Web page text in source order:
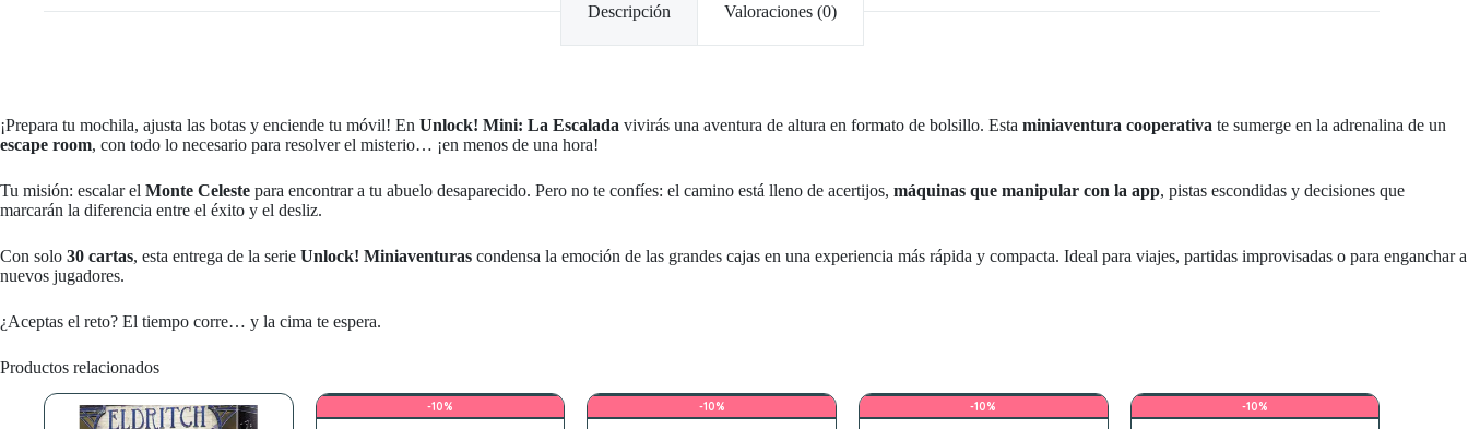
Descripción Valoraciones (0)
¡Prepara tu mochila, ajusta las botas y enciende tu móvil! En Unlock! Mini: La Escalada vivirás una aventura de altura en formato de bolsillo. Esta miniaventura cooperativa te sumerge en la adrenalina de un
escape room, con todo lo necesario para resolver el misterio… ¡en menos de una hora!
Tu misión: escalar el Monte Celeste para encontrar a tu abuelo desaparecido. Pero no te confíes: el camino está lleno de acertijos, máquinas que manipular con la app, pistas escondidas y decisiones que
marcarán la diferencia entre el éxito y el desliz.
Con solo 30 cartas, esta entrega de la serie Unlock! Miniaventuras condensa la emoción de las grandes cajas en una experiencia más rápida y compacta. Ideal para viajes, partidas improvisadas o para enganchar a
nuevos jugadores.
¿Aceptas el reto? El tiempo corre… y la cima te espera.
Productos relacionados
-10% -10% -10% -10%